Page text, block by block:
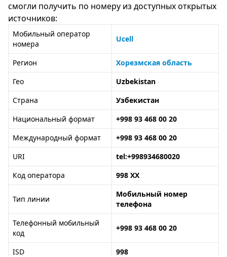
смогли получить по номеру из доступных открытых
источников:
Мобильный оператор
номера
Ucell
Регион
Хорезмская область
Гео
Uzbekistan
Страна
Узбекистан
Национальный формат
+998 93 468 00 20
Международный формат
+998 93 468 00 20
URI
tel:+998934680020
Код оператора
998 XX
Тип линии
Мобильный номер
телефона
Телефонный мобильный
код
+998 93 468 00 20
ISD
998